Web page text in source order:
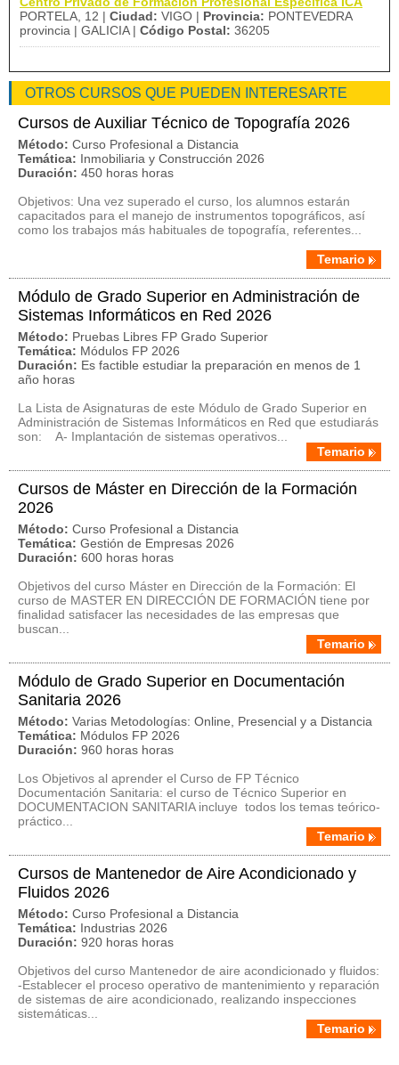
PORTELA, 12 | Ciudad: VIGO | Provincia: PONTEVEDRA
provincia | GALICIA | Código Postal: 36205
OTROS CURSOS QUE PUEDEN INTERESARTE
Cursos de Auxiliar Técnico de Topografía 2026
Método: Curso Profesional a Distancia
Temática: Inmobiliaria y Construcción 2026
Duración: 450 horas horas
Objetivos: Una vez superado el curso, los alumnos estarán
capacitados para el manejo de instrumentos topográficos, así
como los trabajos más habituales de topografía, referentes...
Temario
Módulo de Grado Superior en Administración de
Sistemas Informáticos en Red 2026
Método: Pruebas Libres FP Grado Superior
Temática: Módulos FP 2026
Duración: Es factible estudiar la preparación en menos de 1
año horas
La Lista de Asignaturas de este Módulo de Grado Superior en
Administración de Sistemas Informáticos en Red que estudiarás
son: A- Implantación de sistemas operativos...
Temario
Cursos de Máster en Dirección de la Formación
2026
Método: Curso Profesional a Distancia
Temática: Gestión de Empresas 2026
Duración: 600 horas horas
Objetivos del curso Máster en Dirección de la Formación: El
curso de MASTER EN DIRECCIÓN DE FORMACIÓN tiene por
finalidad satisfacer las necesidades de las empresas que
buscan...
Temario
Módulo de Grado Superior en Documentación
Sanitaria 2026
Método: Varias Metodologías: Online, Presencial y a Distancia
Temática: Módulos FP 2026
Duración: 960 horas horas
Los Objetivos al aprender el Curso de FP Técnico
Documentación Sanitaria: el curso de Técnico Superior en
DOCUMENTACION SANITARIA incluye todos los temas teórico-
práctico...
Temario
Cursos de Mantenedor de Aire Acondicionado y
Fluidos 2026
Método: Curso Profesional a Distancia
Temática: Industrias 2026
Duración: 920 horas horas
Objetivos del curso Mantenedor de aire acondicionado y fluidos:
-Establecer el proceso operativo de mantenimiento y reparación
de sistemas de aire acondicionado, realizando inspecciones
sistemáticas...
Temario